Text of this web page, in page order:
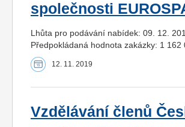
společnosti
Lhůta pro podávání nabídek: 09. 12.
Předpokládaná hodnota zakázky: 1 162
12. 11. 2019
Vzdělávání členů